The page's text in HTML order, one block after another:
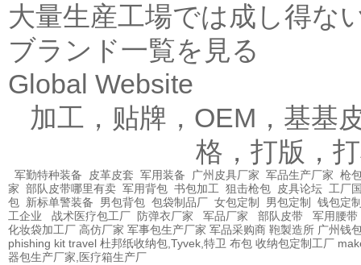
大量生産工場では成し得な
ブランド一覧を見る
Global Website
加工，贴牌，OEM，基基
格，打版，
军勤特种装备 皮革皮套 军用装备 广州皮具厂家 军品生产厂家 枪
家 部队皮带哪里有卖 军用背包 书包加工 狙击枪包 皮具论坛 工厂
包 新标单警装备 男包背包 包袋制品厂 女包定制 男包定制
钱包定
工企业
战术医疗包工厂 防弹衣厂家 军品厂家 部队皮带
军用腰带
化妆袋加工厂 高仿厂家 军事包生产厂家 军品采购商 鞄製造所 广州钱
phishing kit travel 杜邦纸收纳包,Tyvek,特卫 布包 收纳包定制工厂
器包生产厂家,医疗箱生产厂